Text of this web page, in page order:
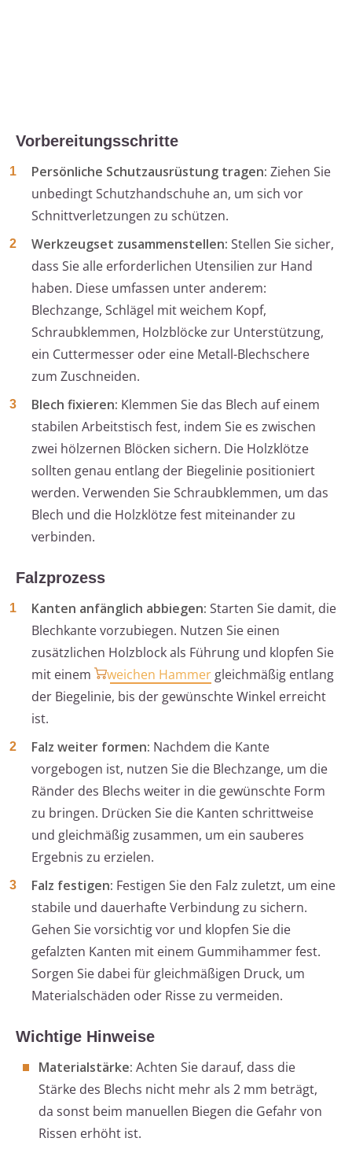
Vorbereitungsschritte
Persönliche Schutzausrüstung tragen: Ziehen Sie
unbedingt Schutzhandschuhe an, um sich vor
Schnittverletzungen zu schützen.
Werkzeugset zusammenstellen: Stellen Sie sicher,
dass Sie alle erforderlichen Utensilien zur Hand
haben. Diese umfassen unter anderem:
Blechzange, Schlägel mit weichem Kopf,
Schraubklemmen, Holzblöcke zur Unterstützung,
ein Cuttermesser oder eine Metall-Blechschere
zum Zuschneiden.
Blech fixieren: Klemmen Sie das Blech auf einem
stabilen Arbeitstisch fest, indem Sie es zwischen
zwei hölzernen Blöcken sichern. Die Holzklötze
sollten genau entlang der Biegelinie positioniert
werden. Verwenden Sie Schraubklemmen, um das
Blech und die Holzklötze fest miteinander zu
verbinden.
Falzprozess
Kanten anfänglich abbiegen: Starten Sie damit, die
Blechkante vorzubiegen. Nutzen Sie einen
zusätzlichen Holzblock als Führung und klopfen Sie
mit einem
weichen Hammer gleichmäßig entlang
der Biegelinie, bis der gewünschte Winkel erreicht
ist.
Falz weiter formen: Nachdem die Kante
vorgebogen ist, nutzen Sie die Blechzange, um die
Ränder des Blechs weiter in die gewünschte Form
zu bringen. Drücken Sie die Kanten schrittweise
und gleichmäßig zusammen, um ein sauberes
Ergebnis zu erzielen.
Falz festigen: Festigen Sie den Falz zuletzt, um eine
stabile und dauerhafte Verbindung zu sichern.
Gehen Sie vorsichtig vor und klopfen Sie die
gefalzten Kanten mit einem Gummihammer fest.
Sorgen Sie dabei für gleichmäßigen Druck, um
Materialschäden oder Risse zu vermeiden.
Wichtige Hinweise
Materialstärke: Achten Sie darauf, dass die
Stärke des Blechs nicht mehr als 2 mm beträgt,
da sonst beim manuellen Biegen die Gefahr von
Rissen erhöht ist.